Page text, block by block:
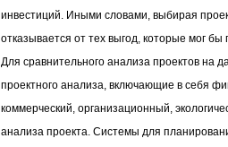
инвестиций. Иными словами, выбирая
отказывается от тех выгод, которые мог бы
Для сравнительного анализа проектов на
проектного анализа, включающие в себя
коммерческий, организационный,
анализа проекта. Системы для